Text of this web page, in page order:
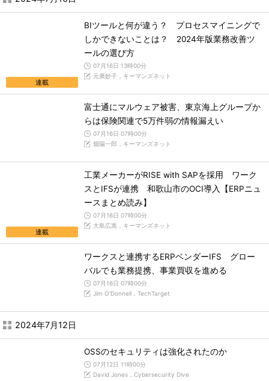
連載
BIツールと何が違う？ プロセスマイニングで
しかできないことは？ 2024年版業務改善ツ
ールの選び方
07月16日 13時00分
元廣妙子，キーマンズネット
富士通にマルウェア被害、東京海上グループか
らは保険関連で5万件弱の情報漏えい
07月16日 07時00分
畑陽一郎，キーマンズネット
連載
工業メーカーがRISE with SAPを採用 ワーク
スとIFSが連携 和歌山市のOCI導入【ERPニュ
ースまとめ読み】
07月16日 07時00分
大島広嵩，キーマンズネット
ワークスと連携するERPベンダーIFS グロー
バルでも業務提携、事業買収を進める
07月16日 07時00分
Jim O'Donnell，TechTarget
2024年7月12日
OSSのセキュリティは強化されたのか
07月12日 11時00分
David Jones，Cybersecurity Dive